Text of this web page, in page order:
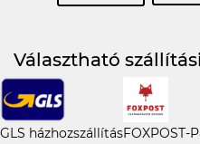
Választható
GLS házhozszállításFOXPOST-